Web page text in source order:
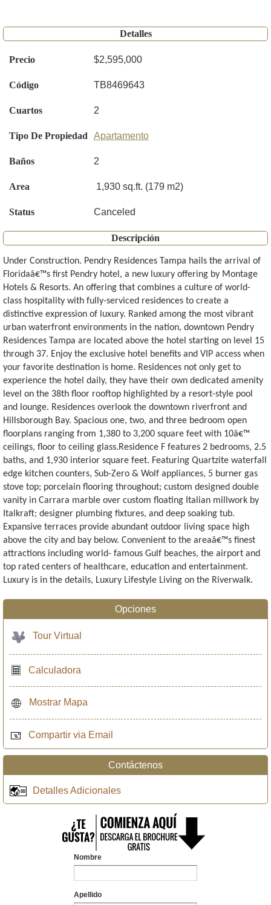
Detalles
Precio $2,595,000
Código TB8469643
Cuartos 2
Tipo De Propiedad Apartamento
Baños 2
Area 1,930 sq.ft. (179 m2)
Status Canceled
Descripción
Under Construction. Pendry Residences Tampa hails the arrival of
Floridaâ€™s first Pendry hotel, a new luxury offering by Montage
Hotels & Resorts. An offering that combines a culture of world-
class hospitality with fully-serviced residences to create a
distinctive expression of luxury. Ranked among the most vibrant
urban waterfront environments in the nation, downtown Pendry
Residences Tampa are located above the hotel starting on level 15
through 37. Enjoy the exclusive hotel benefits and VIP access when
your favorite destination is home. Residences not only get to
experience the hotel daily, they have their own dedicated amenity
level on the 38th floor rooftop highlighted by a resort-style pool
and lounge. Residences overlook the downtown riverfront and
Hillsborough Bay. Spacious one, two, and three bedroom open
floorplans ranging from 1,380 to 3,200 square feet with 10â€™
ceilings, floor to ceiling glass.Residence F features 2 bedrooms, 2.5
baths, and 1,930 interior square feet. Featuring Quartzite waterfall
edge kitchen counters, Sub-Zero & Wolf appliances, 5 burner gas
stove top; porcelain flooring throughout; custom designed double
vanity in Carrara marble over custom floating Italian millwork by
Italkraft; designer plumbing fixtures, and deep soaking tub.
Expansive terraces provide abundant outdoor living space high
above the city and bay below. Convenient to the areaâ€™s finest
attractions including world- famous Gulf beaches, the airport and
top rated centers of healthcare, education and entertainment.
Luxury is in the details, Luxury Lifestyle Living on the Riverwalk.
Opciones
Tour Virtual
Calculadora
Mostrar Mapa
Compartir via Email
Contáctenos
Detalles Adicionales
Nombre
Apellido